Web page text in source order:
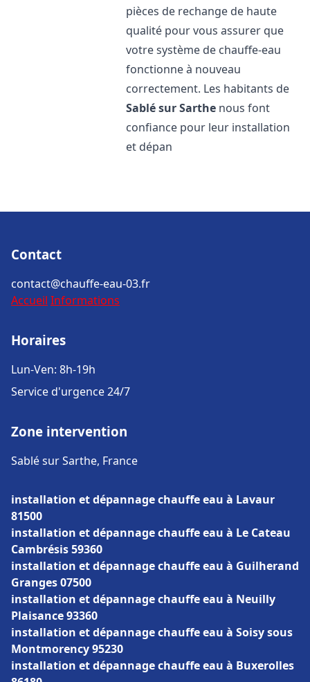
pièces de rechange de haute
qualité pour vous assurer que
votre système de chauffe-eau
fonctionne à nouveau
correctement. Les habitants de
Sablé sur Sarthe nous font
confiance pour leur installation
et dépan
Contact
contact@chauffe-eau-03.fr
Accueil Informations
Horaires
Lun-Ven: 8h-19h
Service d'urgence 24/7
Zone intervention
Sablé sur Sarthe, France
installation et dépannage chauffe eau à Lavaur
81500
installation et dépannage chauffe eau à Le Cateau
Cambrésis 59360
installation et dépannage chauffe eau à Guilherand
Granges 07500
installation et dépannage chauffe eau à Neuilly
Plaisance 93360
installation et dépannage chauffe eau à Soisy sous
Montmorency 95230
installation et dépannage chauffe eau à Buxerolles